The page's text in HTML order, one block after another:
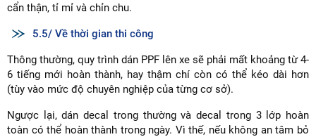
cẩn thận, tỉ mỉ và chỉn chu.
5.5/ Về thời gian thi công
Thông thường, quy trình dán PPF lên xe sẽ phải mất khoảng từ 4-
6 tiếng mới hoàn thành, hay thậm chí còn có thể kéo dài hơn
(tùy vào mức độ chuyên nghiệp của từng cơ sở).
Ngược lại, dán decal trong thường và decal trong 3 lớp hoàn
toàn có thể hoàn thành trong ngày. Vì thế, nếu không an tâm bỏ